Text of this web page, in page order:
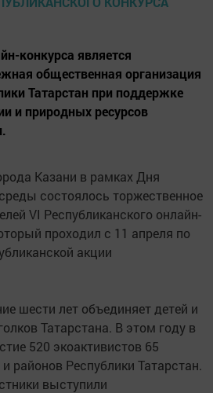
конкурса является
общественная организация
Татарстан при поддержке
и природных ресурсов
Казани в рамках Дня
состоялось торжественное
VI Республиканского онлайн-
проходил с 11 апреля по
акции
шести лет объединяет детей и
Татарстана. В этом году в
520 экоактивистов 65
районов Республики Татарстан.
выступили